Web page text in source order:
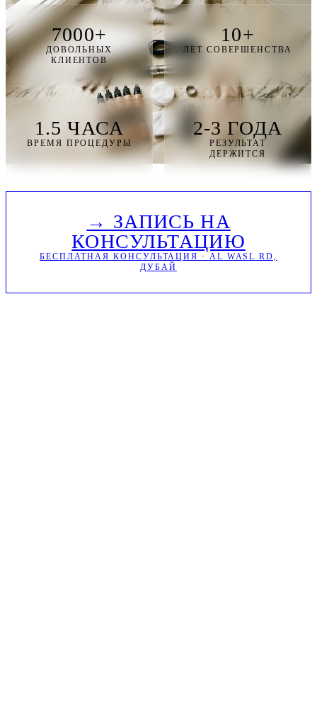
7000+
ДОВОЛЬНЫХ
КЛИЕНТОВ
10+
ЛЕТ СОВЕРШЕНСТВА
1.5 ЧАСА
ВРЕМЯ ПРОЦЕДУРЫ
2-3 ГОДА
РЕЗУЛЬТАТ
ДЕРЖИТСЯ
→ ЗАПИСЬ НА
КОНСУЛЬТАЦИЮ
БЕСПЛАТНАЯ КОНСУЛЬТАЦИЯ · AL WASL RD,
ДУБАЙ